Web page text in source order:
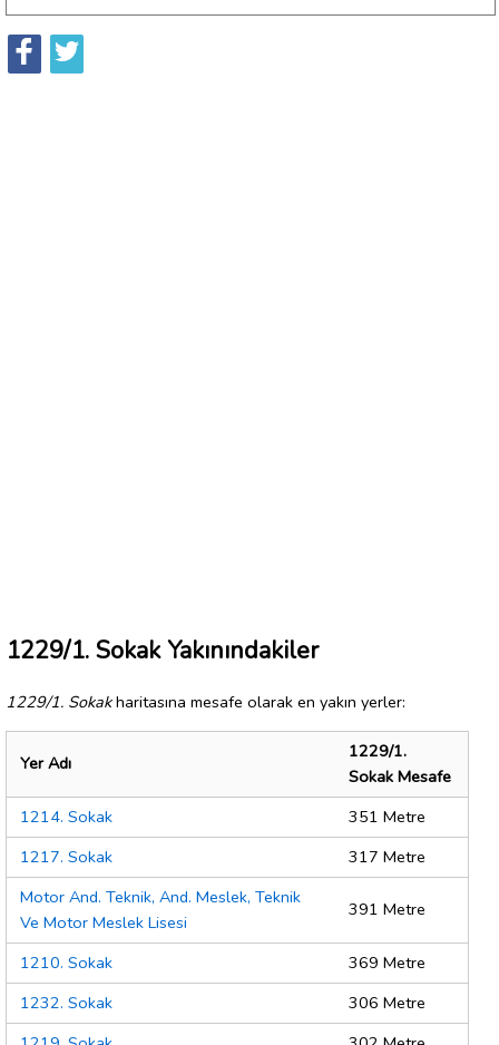
1229/1. Sokak Yakınındakiler
1229/1. Sokakharitasına mesafe olarak en yakın yerler:
Yer Adı
1229/1.
Sokak Mesafe
1214. Sokak
351 Metre
1217. Sokak
317 Metre
Motor And. Teknik, And. Meslek, Teknik
Ve Motor Meslek Lisesi
391 Metre
1210. Sokak
369 Metre
1232. Sokak
306 Metre